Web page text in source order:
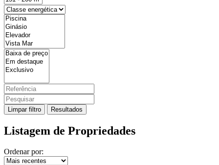
Limpar filtro Resultados
Listagem de Propriedades
Ordenar por: